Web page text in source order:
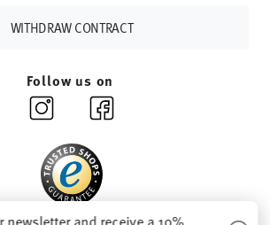
please use ourreturns service
WITHDRAW CONTRACT
Follow us on
newsletter and receive a 10%